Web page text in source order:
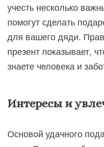
учесть несколько
помогут сделать
для вашего дяди.
презент показывает,
знаете человека и
Интересы и
Основой удачного